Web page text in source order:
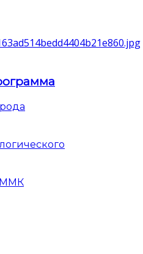
ММК